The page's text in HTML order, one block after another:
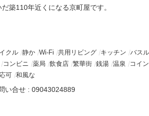
築110年近くになる京町屋です。
クル 静か Wi-Fi 共用リビング キッチン バス
コンビニ 薬局 飲食店 繁華街 銭湯 温泉 コイ
可 和風な
い合せ : 09043024889